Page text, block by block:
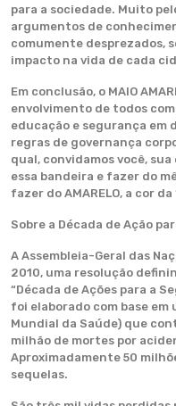
para a sociedade. Muito
argumentos de
comumente desprezados,
impacto na vida de cada
Em conclusão, o MAIO
envolvimento de todos
educação e segurança
regras de governança
qual, convidamos você,
essa bandeira e fazer do
fazer do AMARELO, a cor
Sobre a Década de Ação
A Assembleia-Geral das
2010, uma resolução
“Década de Ações para a
foi elaborado com base em
Mundial da Saúde) que
milhão de mortes por
Aproximadamente 50
sequelas.